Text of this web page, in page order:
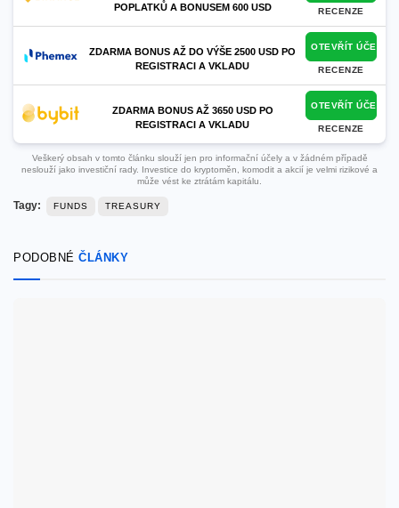
POPLATKŮ A BONUSEM 600 USD
RECENZE
ZDARMA BONUS AŽ DO VÝŠE 2500 USD PO
REGISTRACI A VKLADU
OTEVŘÍT ÚČET
RECENZE
ZDARMA BONUS AŽ 3650 USD PO
REGISTRACI A VKLADU
OTEVŘÍT ÚČET
RECENZE
Veškerý obsah v tomto článku slouží jen pro informační účely a v žádném případě
neslouží jako investiční rady. Investice do kryptoměn, komodit a akcií je velmi rizikové a
může vést ke ztrátám kapitálu.
Tagy: FUNDS TREASURY
PODOBNÉ ČLÁNKY